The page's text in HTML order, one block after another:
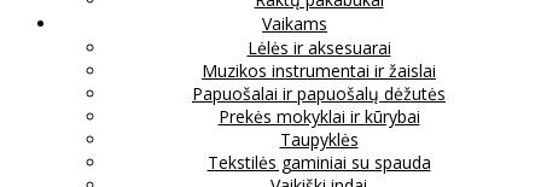
Vaikams
Lėlės ir aksesuarai
Muzikos instrumentai ir žaislai
Papuošalai ir papuošalų dėžutės
Prekės mokyklai ir kūrybai
Taupyklės
Tekstilės gaminiai su spauda